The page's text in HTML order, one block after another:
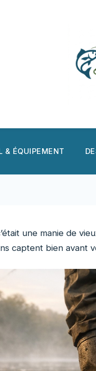
& ÉQUIPEMENT
une manie de
captent bien avant